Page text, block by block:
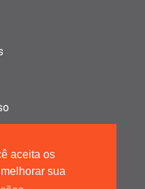
aceita os
sua